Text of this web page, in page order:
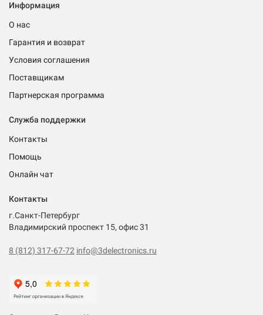
Информация
О нас
Гарантия и возврат
Условия соглашения
Поставщикам
Партнерская программа
Служба поддержки
Контакты
Помощь
Онлайн чат
Контакты
г.Санкт-Петербург
Владимирский проспект 15, офис 31
8 (812) 317-67-72 info@3delectronics.ru